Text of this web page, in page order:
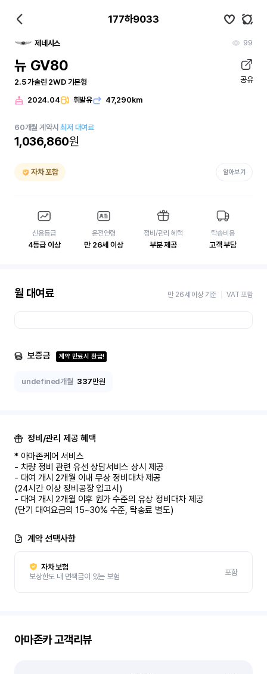
177하9033
제네시스 99
뉴 GV80
2.5 가솔린 2WD 기본형 공유
2024.04 휘발유 47,290km
60개월 계약시최저 대여료
1,036,860원
자차 포함 알아보기
신용등급
4등급 이상
운전연령
만 26세 이상
정비/관리 혜택
부분 제공
탁송비용
고객 부담
월 대여료 만 26세 이상 기준 VAT 포함
보증금 계약 만료시 환급!
undefined개월 337만원
정비/관리 제공 혜택
* 아마존케어 서비스
- 차량 정비 관련 유선 상담서비스 상시 제공
- 대여 개시 2개월 이내 무상 정비대차 제공
(24시간 이상 정비공장 입고시)
- 대여 개시 2개월 이후 원가 수준의 유상 정비대차 제공
(단기 대여요금의 15~30% 수준, 탁송료 별도)
계약 선택사항
자차 보험
보상한도 내 면책금이 있는 보험
포함
아마존카고객리뷰